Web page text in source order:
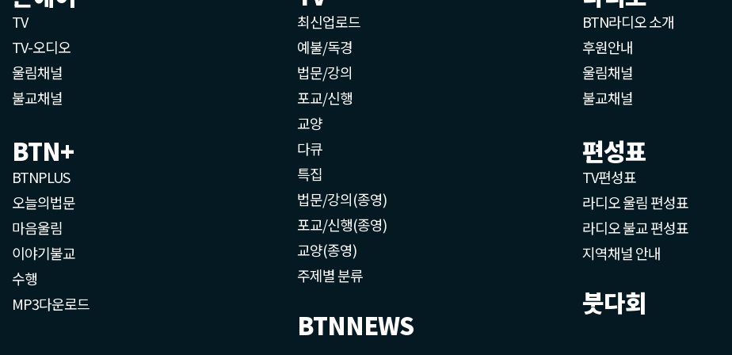
TV
TV-오디오
울림채널
불교채널
BTN+
BTNPLUS
오늘의법문
마음울림
이야기불교
수행
MP3다운로드
최신업로드
예불/독경
법문/강의
포교/신행
교양
다큐
특집
법문/강의(종영)
포교/신행(종영)
교양(종영)
주제별 분류
BTNNEWS
BTN라디오 소개
후원안내
울림채널
불교채널
편성표
TV편성표
라디오 울림 편성표
라디오 불교 편성표
지역채널 안내
붓다회